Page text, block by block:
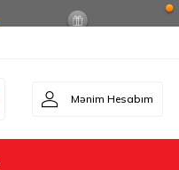
Mənim Hesabım